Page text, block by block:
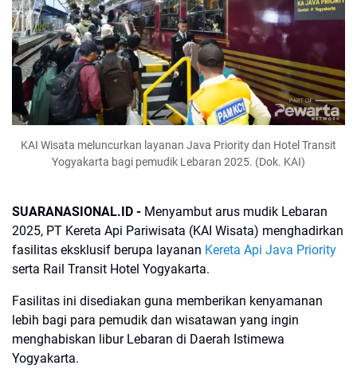
KAI Wisata meluncurkan layanan Java Priority dan Hotel Transit
Yogyakarta bagi pemudik Lebaran 2025. (Dok. KAI)
SUARANASIONAL.ID - Menyambut arus mudik Lebaran
2025, PT Kereta Api Pariwisata (KAI Wisata) menghadirkan
fasilitas eksklusif berupa layanan Kereta Api Java Priority
serta Rail Transit Hotel Yogyakarta.
Fasilitas ini disediakan guna memberikan kenyamanan
lebih bagi para pemudik dan wisatawan yang ingin
menghabiskan libur Lebaran di Daerah Istimewa
Yogyakarta.